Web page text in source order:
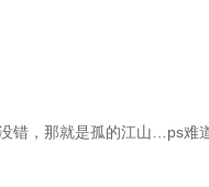
错，那就是孤的江山…ps难